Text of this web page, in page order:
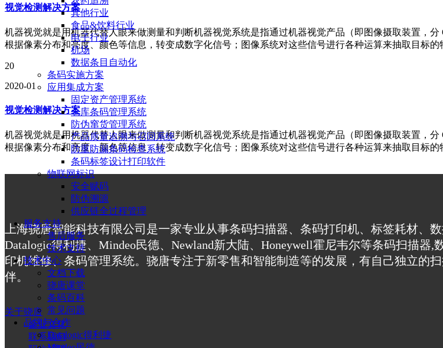
其他行业
食品&饮料行业
电子行业
机场
数据条目自动化
条码实施方案
应用集成方案
固定资产管理系统
仓库条码管理系统
防伪窜货管理系统
产品质量追溯与召回系统
防重防漏条码检查系统
条码标签设计打印软件
物联网标识
安全赋码
防伪溯源
供应链全过程管理
服务支持
售后服务
技术支持
技术中心
文档下载
骁唐课堂
条码百科
常见问题
品牌与合作
Datalogic得利捷
视觉检测解决方案
机器视觉就是用机器代替人眼来做测量和判断机器视觉系统是指通过机器视觉产品（即图像摄取装置，
根据像素分布和亮度、颜色等信息，转变成数字化信号；图像系统对这些信号进行各种运算来抽取目标
20
2020-01
视觉检测解决方案
机器视觉就是用机器代替人眼来做测量和判断机器视觉系统是指通过机器视觉产品（即图像摄取装置，
根据像素分布和亮度、颜色等信息，转变成数字化信号；图像系统对这些信号进行各种运算来抽取目标
上海骁唐智能科技有限公司是一家专业从事条码扫描器、条码打印机、标签耗材、
Datalogic得利捷、Mindeo民德、Newland新大陆、Honeywell霍尼韦尔等条码扫描
印机维修、条码管理系统。骁唐专注于新零售和智能制造等的发展，有自己独立的
伴。
关于骁唐
企业文化
联系我们